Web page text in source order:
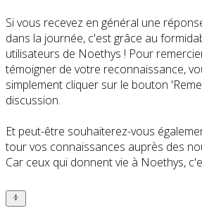
Si vous recevez en général une
dans la journée, c'est grâce au
utilisateurs de Noethys ! Pour
témoigner de votre reconnaissance,
simplement cliquer sur le bouton
discussion.
Et peut-être souhaiterez-vous
tour vos connaissances auprès des
Car ceux qui donnent vie à Noethys,